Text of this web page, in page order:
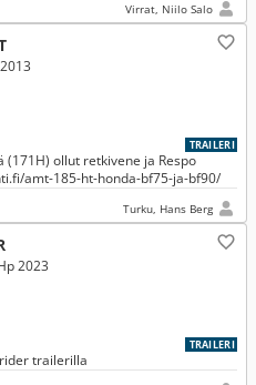
Virrat, Niilo Salo
TRAILERI
(171H) ollut retkivene ja Respo
amt-185-ht-honda-bf75-ja-bf90/
Turku, Hans Berg
2023
TRAILERI
trailerilla